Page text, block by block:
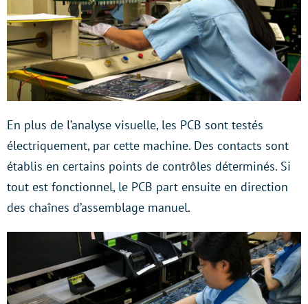
En plus de l’analyse visuelle, les PCB sont testés
électriquement, par cette machine. Des contacts sont
établis en certains points de contrôles déterminés. Si
tout est fonctionnel, le PCB part ensuite en direction
des chaînes d’assemblage manuel.